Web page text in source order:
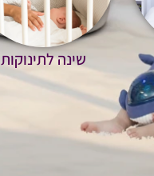
שינה לתינוקות